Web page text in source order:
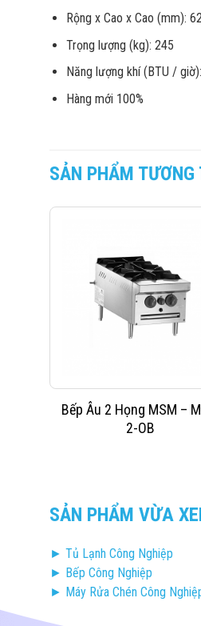
Rộng x Cao x Cao (mm):
Trọng lượng (kg): 245
Năng lượng khí (BTU /
Hàng mới 100%
SẢN PHẨM TƯƠNG
Bếp Âu 2 Họng MSM –
2-OB
SẢN PHẨM VỪA
► Tủ Lạnh Công Nghiệp
► Bếp Công Nghiệp
► Máy Rửa Chén Công